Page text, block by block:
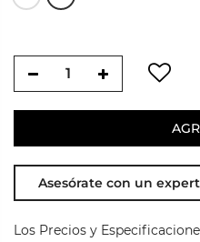
Asesórate con un
Los Precios y